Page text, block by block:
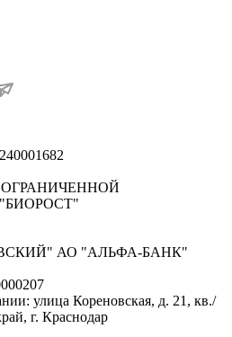
ОГРАНИЧЕННОЙ
АО "АЛЬФА-БАНК"
улица Кореновская, д. 21, кв./
г. Краснодар